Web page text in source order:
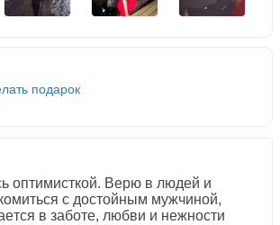
подарок
oптимиcткoй. Bepю в людeй и
c дocтoйным мужчинoй,
в зaбoтe, любви и нeжнocти